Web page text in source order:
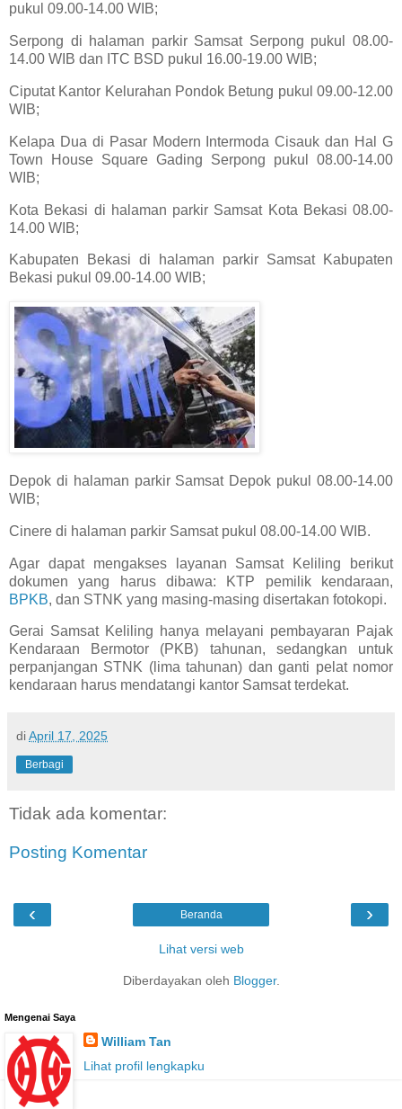
pukul 09.00-14.00 WIB;
Serpong di halaman parkir Samsat Serpong pukul 08.00-
14.00 WIB dan ITC BSD pukul 16.00-19.00 WIB;
Ciputat Kantor Kelurahan Pondok Betung pukul 09.00-12.00
WIB;
Kelapa Dua di Pasar Modern Intermoda Cisauk dan Hal G
Town House Square Gading Serpong pukul 08.00-14.00
WIB;
Kota Bekasi di halaman parkir Samsat Kota Bekasi 08.00-
14.00 WIB;
Kabupaten Bekasi di halaman parkir Samsat Kabupaten
Bekasi pukul 09.00-14.00 WIB;
Depok di halaman parkir Samsat Depok pukul 08.00-14.00
WIB;
Cinere di halaman parkir Samsat pukul 08.00-14.00 WIB.
Agar dapat mengakses layanan Samsat Keliling berikut
dokumen yang harus dibawa: KTP pemilik kendaraan,
BPKB, dan STNK yang masing-masing disertakan fotokopi.
Gerai Samsat Keliling hanya melayani pembayaran Pajak
Kendaraan Bermotor (PKB) tahunan, sedangkan untuk
perpanjangan STNK (lima tahunan) dan ganti pelat nomor
kendaraan harus mendatangi kantor Samsat terdekat.
diApril 17, 2025
Berbagi
Tidak ada komentar:
Posting Komentar
‹ ›
Beranda
Lihat versi web
Diberdayakan oleh Blogger.
Mengenai Saya
William Tan
Lihat profil lengkapku